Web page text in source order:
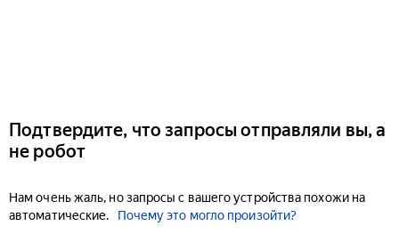
Подтвердите, что запросы отправляли вы, а
не робот
Нам очень жаль, но запросы с вашего устройства похожи на
автоматические.
Почему это могло произойти?